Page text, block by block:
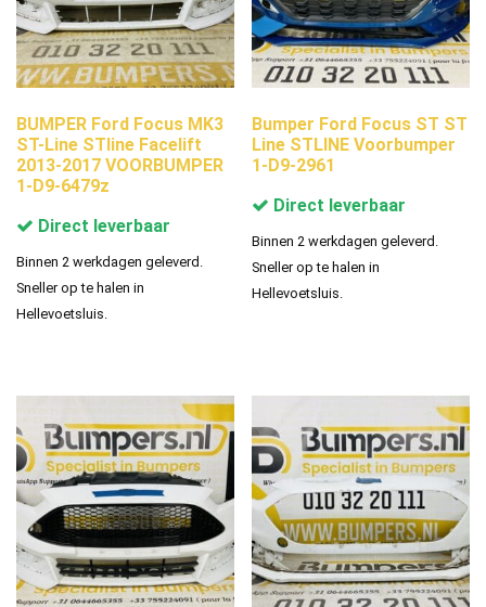
BUMPER Ford Focus MK3
ST-Line STline Facelift
2013-2017 VOORBUMPER
1-D9-6479z
Direct leverbaar
Binnen 2 werkdagen geleverd.
Sneller op te halen in
Hellevoetsluis.
Bumper Ford Focus ST ST
Line STLINE Voorbumper
1-D9-2961
Direct leverbaar
Binnen 2 werkdagen geleverd.
Sneller op te halen in
Hellevoetsluis.